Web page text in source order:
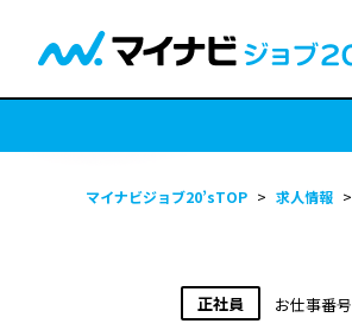
マイナビジョブ20’sTOP > 求人情報 >
正社員 お仕事番